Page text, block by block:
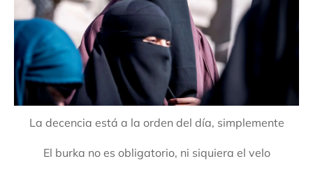
La decencia está a la orden del día, simplemente
El burka no es obligatorio, ni siquiera el velo